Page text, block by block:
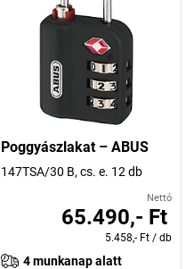
Poggyászlakat – ABUS
147TSA/30 B, cs. e. 12 db
Nettó
65.490,- Ft
5.458,- Ft / db
4 munkanap alatt